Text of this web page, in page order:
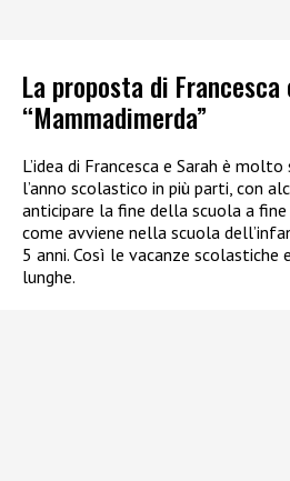
La proposta di Francesca
“Mammadimerda”
L’idea di Francesca e Sarah è
l’anno scolastico in più parti, con
anticipare la fine della scuola a fine
come avviene nella scuola
5 anni. Così le vacanze scolastiche
lunghe.